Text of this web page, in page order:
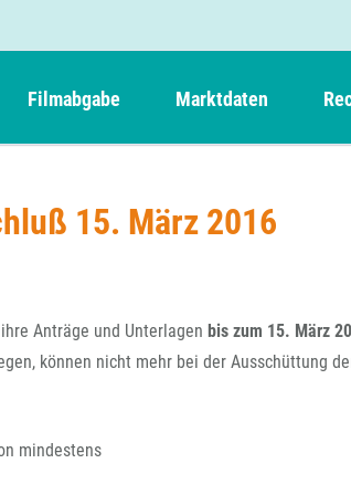
Sitzungstermine
Filmabgabe
Filmabgabe von Videoprogrammanbietern
Marktdaten
Short Tiger
und Vision Kino
15. März 2016
Anträge und Unterlagen bis zum 15. März
können nicht mehr bei der Ausschüttung
mindestens